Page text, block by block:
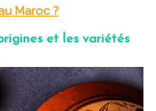
Maroc ?
et les variétés